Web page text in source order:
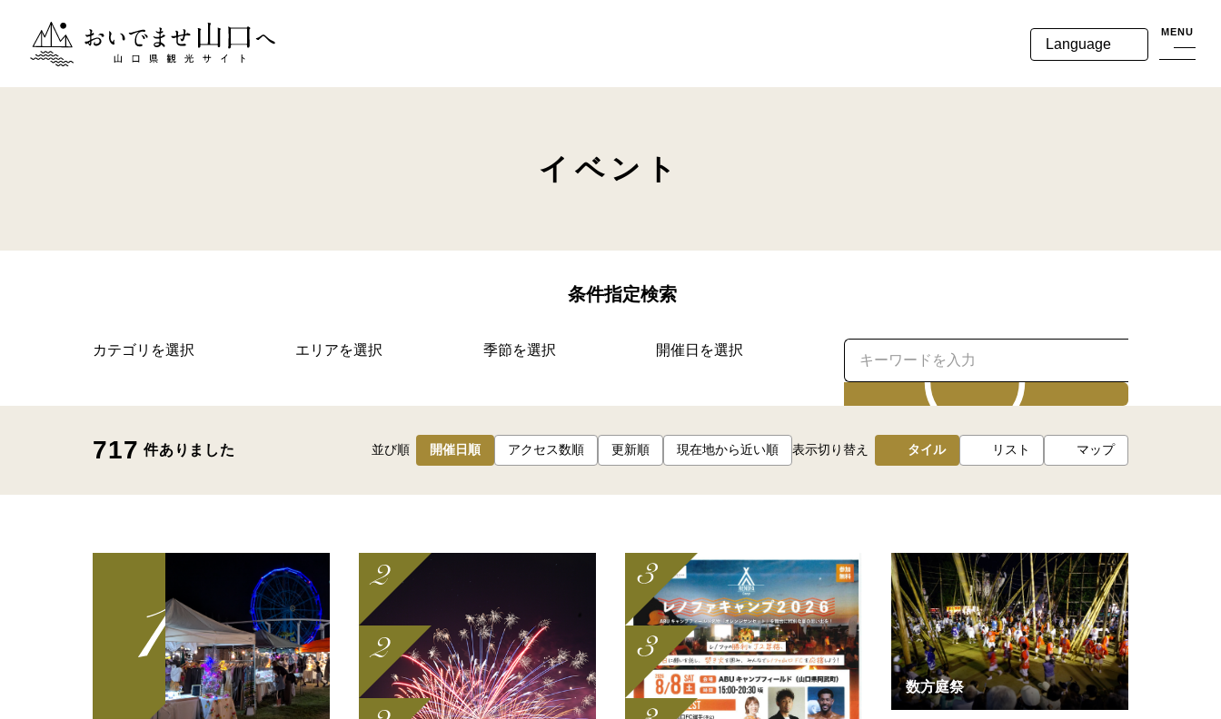
おいでませ山口へー山口県観光サイト MENU
Language
イベント
条件指定検索
カテゴリを選択 エリアを選択 季節を選択 開催日を選択
717 件ありました 並び順 開催日順 アクセス数順 更新順 現在地から近い順 表示切り替え タイル リスト マップ
数方庭祭